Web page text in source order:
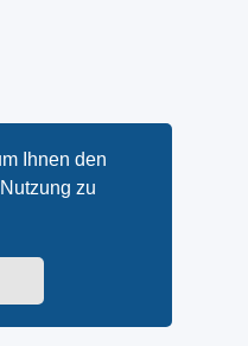
Ihnen den
zu